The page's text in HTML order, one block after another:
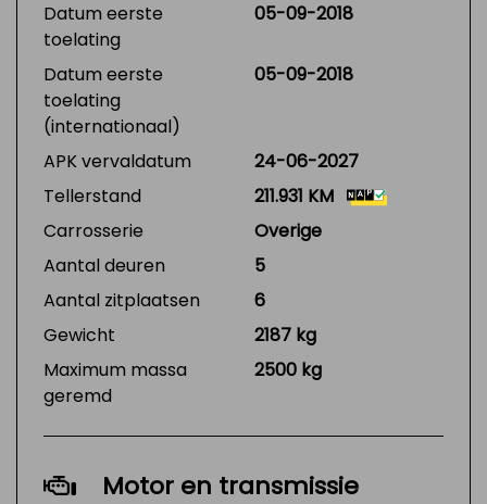
Datum eerste
toelating
05-09-2018
Datum eerste
toelating
(internationaal)
05-09-2018
APK vervaldatum
24-06-2027
Tellerstand
211.931 KM
Carrosserie
Overige
Aantal deuren
5
Aantal zitplaatsen
6
Gewicht
2187 kg
Maximum massa
geremd
2500 kg
Motor en transmissie